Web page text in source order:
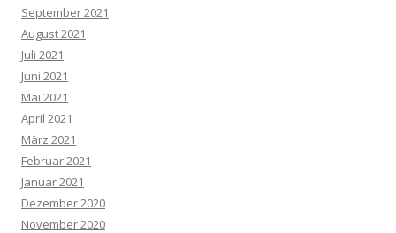
September 2021
August 2021
Juli 2021
Juni 2021
Mai 2021
April 2021
März 2021
Februar 2021
Januar 2021
Dezember 2020
November 2020